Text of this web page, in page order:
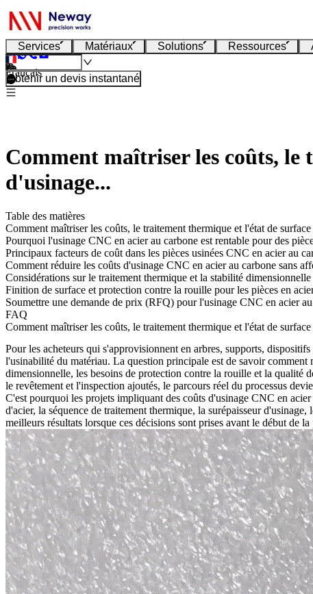
Services Matériaux Solutions Ressources
Français
Obtenir un devis instantané
Comment maîtriser les coûts,
d'usinage...
Table des matières
Comment maîtriser les coûts, le traitement thermique et l'état de
Pourquoi l'usinage CNC en acier au carbone est rentable pour des
Principaux facteurs de coût dans les pièces usinées CNC en acier au
Comment réduire les coûts d'usinage CNC en acier au carbone sans
Considérations sur le traitement thermique et la stabilité dimensionnelle
Finition de surface et protection contre la rouille pour les pièces en
Soumettre une demande de prix (RFQ) pour l'usinage CNC en acier
FAQ
Comment maîtriser les coûts, le traitement thermique et l'état de
Pour les acheteurs qui s'approvisionnent en arbres, supports,
l'usinabilité du matériau. La question principale est de savoir
dimensionnelle, les besoins de protection contre la rouille et la qualité
le revêtement et l'inspection ajoutés, le parcours réel du processus
C'est pourquoi les projets impliquant des coûts d'usinage CNC en acier
d'acier, la séquence de traitement thermique, la surépaisseur
meilleurs résultats lorsque ces décisions sont prises avant le début de